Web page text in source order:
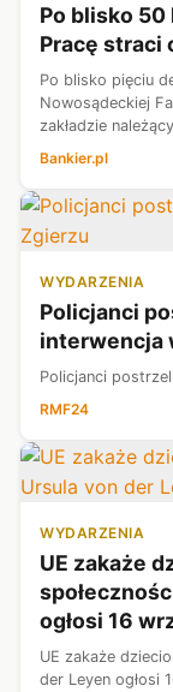
Po blisko 50
Pracę straci
Po blisko pięciu
Nowosądeckiej
zakładzie
przeprowadzeniu
Bankier.pl
WYDARZENIA
Policjanci
interwencja
Policjanci
RMF24
WYDARZENIA
UE zakaże
ogłosi 16
UE zakaże
der Leyen ogłosi